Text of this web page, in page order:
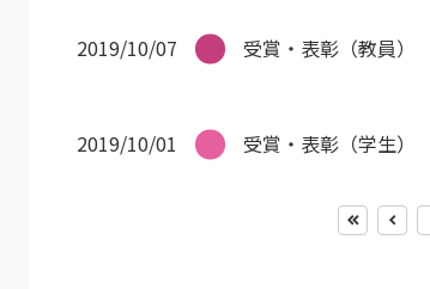
2019/10/07 受賞・表彰（教員）
2019/10/01 受賞・表彰（学生）